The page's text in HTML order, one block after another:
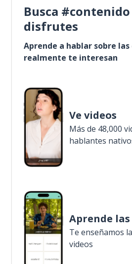
Busca
disfrutes
Aprende a hablar sobre las
realmente te interesan
Ve videos
Más de 48,000
hablantes
Aprende
Te enseñamos
videos